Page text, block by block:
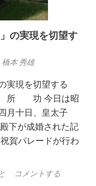
の実現を切望す
橋本 秀雄
実現を切望する
） 所 功 今日は昭
月十日、皇太子
下が成婚された記
賀パレードが行わ
コメントする